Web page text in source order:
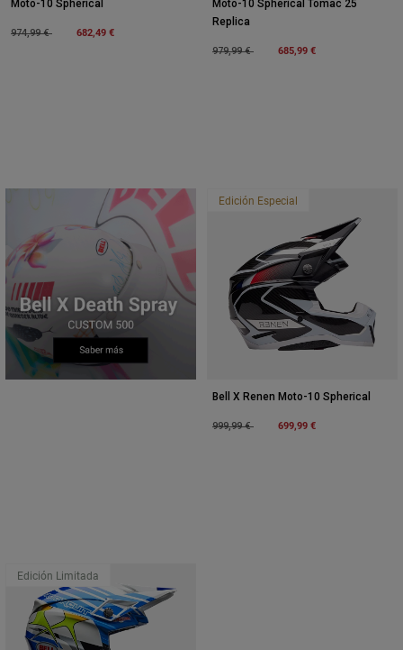
Moto-10 Spherical
Price reduced from
974,99 €to 682,49 €
Moto-10 Spherical Tomac 25
Replica
Price reduced from
979,99 €to 685,99 €
Edición Especial
Bell X Renen Moto-10 Spherical
Price reduced from
999,99 €to 699,99 €
Edición Limitada